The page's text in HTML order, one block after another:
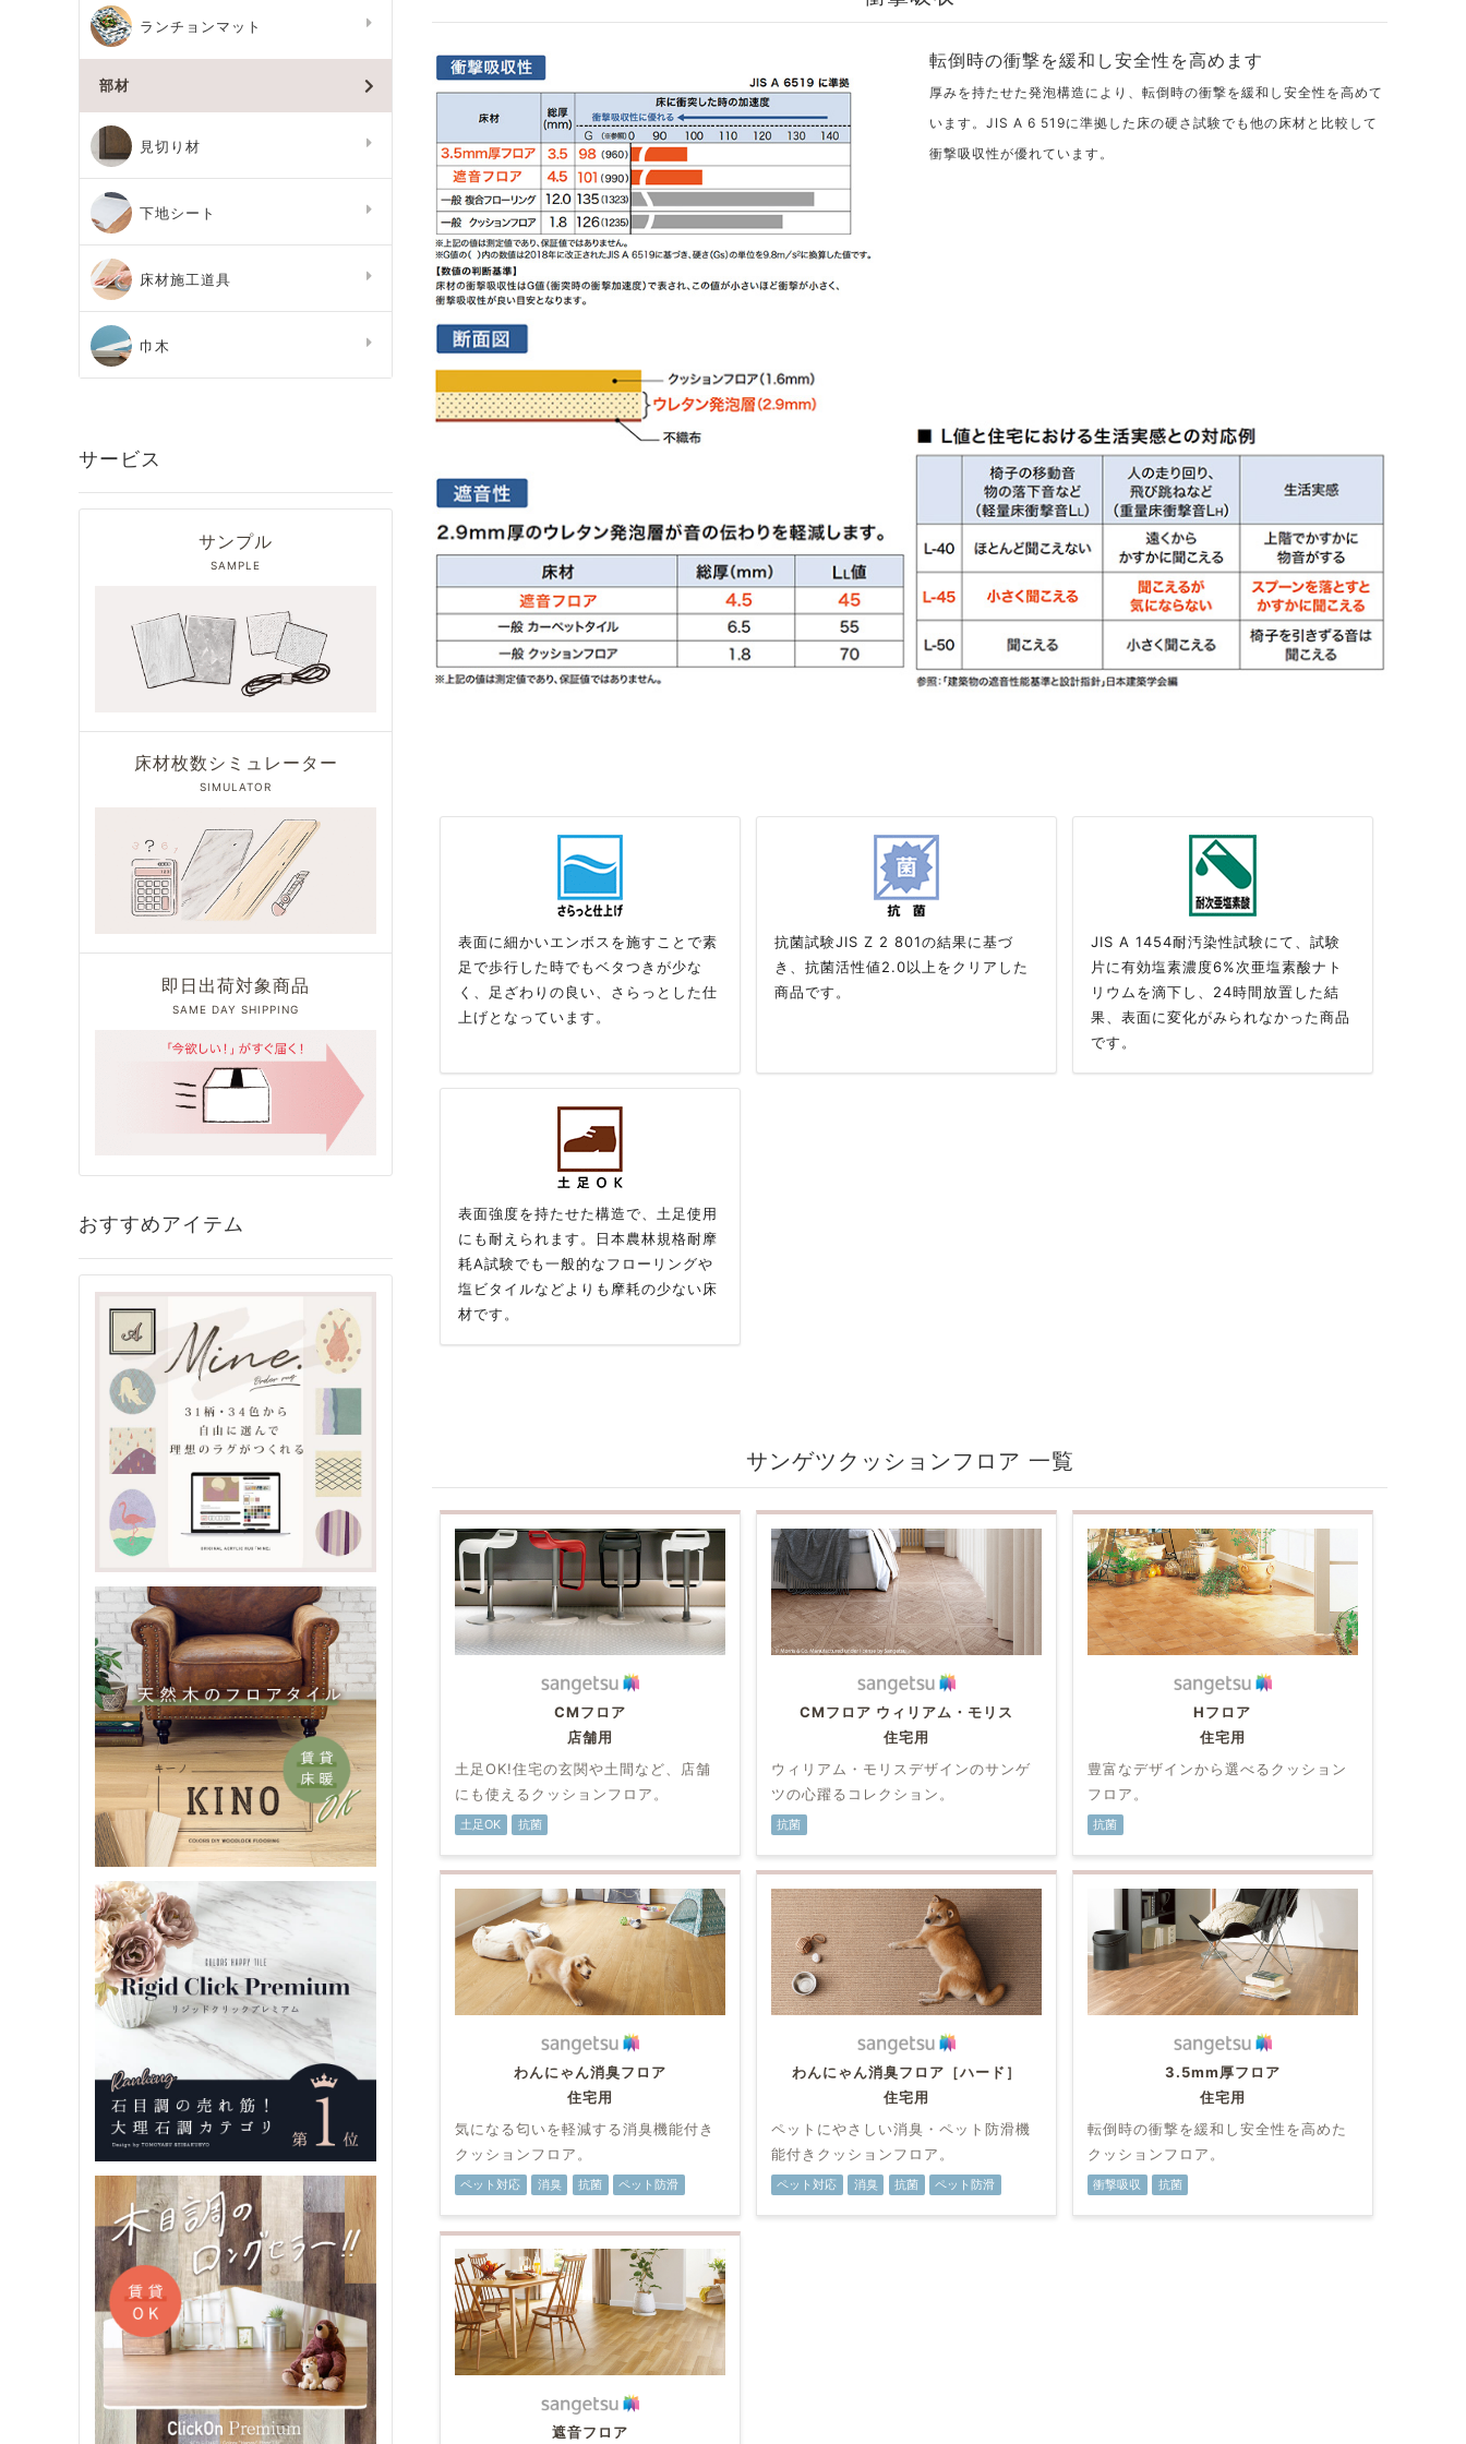
転倒時の衝撃を緩和し安全性を高めます
厚みを持たせた発泡構造により、転倒時の衝撃を緩和し安全性を高めて
います。JIS A 6 519に準拠した床の硬さ試験でも他の床材と比較して
衝撃吸収性が優れています。
表面に細かいエンボスを施すことで素
足で歩行した時でもベタつきが少な
く、足ざわりの良い、さらっとした仕
上げとなっています。
抗菌試験JIS Z 2 801の結果に基づ
き、抗菌活性値2.0以上をクリアした
商品です。
JIS A 1454耐汚染性試験にて、試験
片に有効塩素濃度6%次亜塩素酸ナト
リウムを滴下し、24時間放置した結
果、表面に変化がみられなかった商品
です。
表面強度を持たせた構造で、土足使用
にも耐えられます。日本農林規格耐摩
耗A試験でも一般的なフローリングや
塩ビタイルなどよりも摩耗の少ない床
材です。
サンゲツクッションフロア 一覧
CMフロア
店舗用
土足OK!住宅の玄関や土間など、店舗
にも使えるクッションフロア。
土足OK 抗菌
CMフロア ウィリアム・モリス
住宅用
ウィリアム・モリスデザインのサンゲ
ツの心躍るコレクション。
抗菌
Hフロア
住宅用
豊富なデザインから選べるクッション
フロア。
抗菌
わんにゃん消臭フロア
住宅用
気になる匂いを軽減する消臭機能付き
クッションフロア。
ペット対応 消臭 抗菌 ペット防滑
わんにゃん消臭フロア［ハード］
住宅用
ペットにやさしい消臭・ペット防滑機
能付きクッションフロア。
ペット対応 消臭 抗菌 ペット防滑
3.5mm厚フロア
住宅用
転倒時の衝撃を緩和し安全性を高めた
クッションフロア。
衝撃吸収 抗菌
遮音フロア
ランチョンマット
部材
見切り材
下地シート
床材施工道具
巾木
サービス
サンプル
SAMPLE
床材枚数シミュレーター
SIMULATOR
即日出荷対象商品
SAME DAY SHIPPING
おすすめアイテム